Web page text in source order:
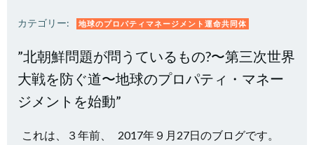
カテゴリー: 地球のプロパティマネージメント運命共同体
”北朝鮮問題が問うているもの?〜第三次世界
大戦を防ぐ道〜地球のプロパティ・マネー
ジメントを始動”
これは、３年前、 2017年９月27日のブログです。